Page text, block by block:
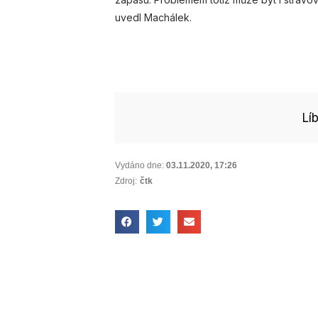
uvedl Machálek.
Vydáno dne: 03.11.2020, 17:26
Zdroj: čtk